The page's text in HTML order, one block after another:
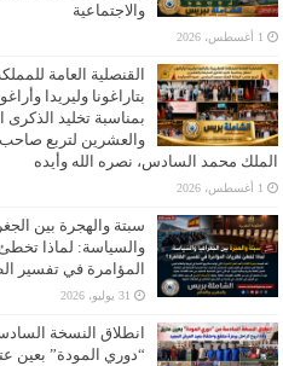
والاجتماعية
1 أغسطس، 2026
القنصلية العامة
بتاراغونا وليريدا
بمناسبة تخليد الذكرى
والعشرين لتربع صاحب
الملك محمد السادس، نصره الله وأيده
1 أغسطس، 2026
سبتة والهجرة بين
والسياسة: لماذا
المؤامرة في تفسير
31 يوليو، 2026
انطلاق النسخة
“دوري المودة” بعين